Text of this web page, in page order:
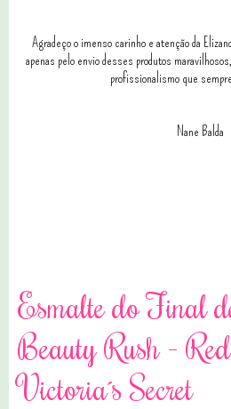
Agradeço o imenso carinho e atenção da
apenas pelo envio desses produtos
profissionalismo que
Nane Balda
Esmalte do Final
Beauty Rush -
Victoria´s Secret